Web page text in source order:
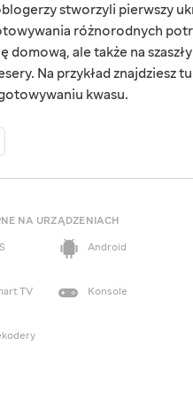
stworzyli pierwszy
różnorodnych
domową, ale także na
Na przykład
kwasu.
NA URZĄDZENIACH
Android
TV Konsole